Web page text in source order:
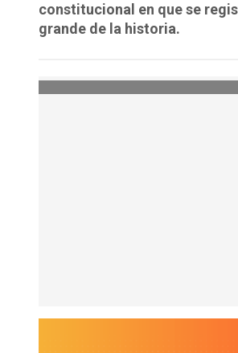
constitucional en que se
grande de la historia.